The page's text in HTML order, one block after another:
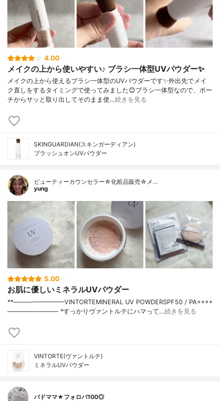
4.00
メイクの上から使いやすい♪ ブラシ一体型UVパウダー✨
メイクの上から使えるブラシ一体型のUVパウダーです✨外出先でメイ
ク直しをするタイミングで使ってみました😊ブラシ一体型なので、ポー
チからサッと取り出してそのまま使…続きを見る
SKINGUARDIAN(スキンガーディアン)
ブラッシュオンUVパウダー
ビューティーカウンセラー☆化粧品販売☆メ…
yung
5.00
お肌に優しいミネラルUVパウダー
**————————⁡VINTORTE⁡MINERAL UV POWDERSPF50 / PA++++⁡
———————— ⁡⁡⁡*すっかりヴァントルテにハマって…続きを見る
VINTORTE(ヴァントルテ)
ミネラルUVパウダー
バドママ★フォロバ100◎